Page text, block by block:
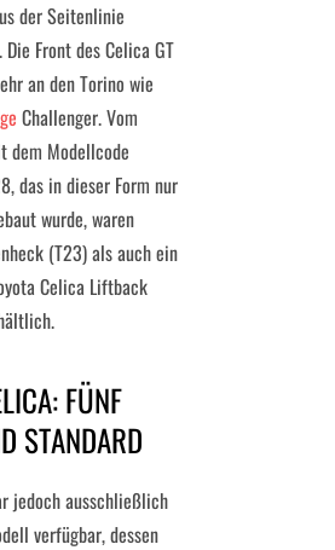
der Seitenlinie
Front des Celica GT
an den Torino wie
Challenger. Vom
dem Modellcode
das in dieser Form nur
wurde, waren
(T23) als auch ein
Celica Liftback
FÜNF
STANDARD
jedoch ausschließlich
verfügbar, dessen